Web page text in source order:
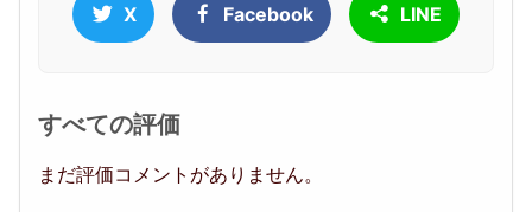
X Facebook LINE
すべての評価
まだ評価コメントがありません。